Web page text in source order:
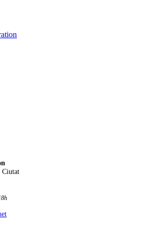
Ciutat